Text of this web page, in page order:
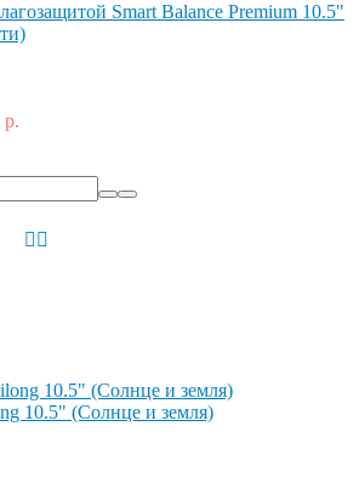
Smart Balance Premium 10.5"
р.
10.5" (Солнце и земля)